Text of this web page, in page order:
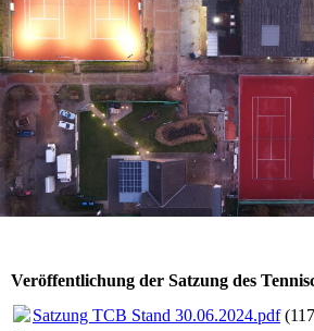
Veröffentlichung der Satzung des
Satzung TCB Stand 30.06.2024.pdf